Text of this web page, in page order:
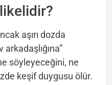
aşırı dozda
arkadaşlığına”
söyleyeceğini, ne
keşif duygusu ölür.